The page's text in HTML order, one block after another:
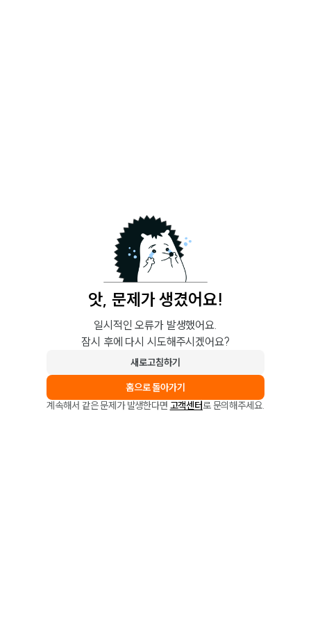
앗, 문제가 생겼어요!
일시적인 오류가 발생했어요.
잠시 후에 다시 시도해주시겠어요?
새로고침하기
홈으로 돌아가기
계속해서 같은 문제가 발생한다면 고객센터로 문의해주세요.